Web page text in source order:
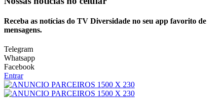
Receba as notícias do TV Diversidade no seu app favorito de
mensagens.
Telegram
Whatsapp
Facebook
Entrar